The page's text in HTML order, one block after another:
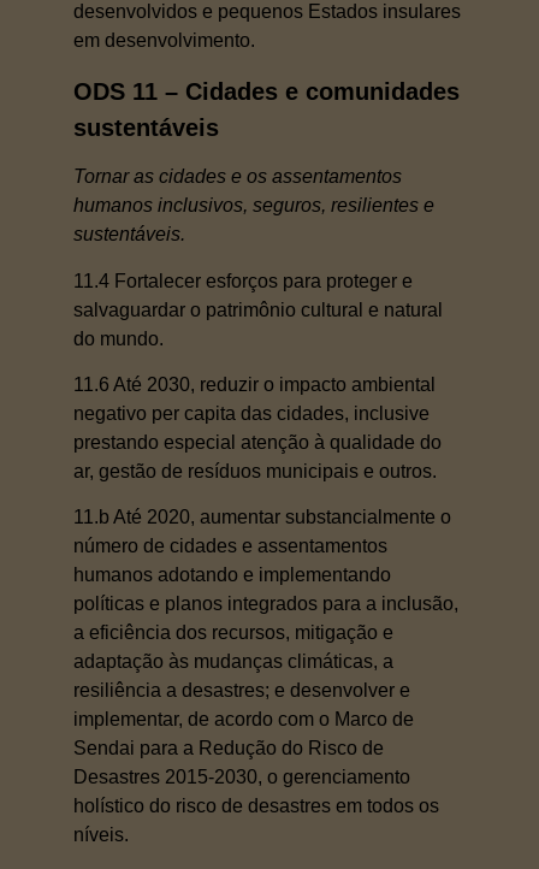
desenvolvidos e pequenos Estados insulares
em desenvolvimento.
ODS 11 – Cidades e comunidades
sustentáveis
Tornar as cidades e os assentamentos
humanos inclusivos, seguros, resilientes e
sustentáveis.
11.4 Fortalecer esforços para proteger e
salvaguardar o patrimônio cultural e natural
do mundo.
11.6 Até 2030, reduzir o impacto ambiental
negativo per capita das cidades, inclusive
prestando especial atenção à qualidade do
ar, gestão de resíduos municipais e outros.
11.b Até 2020, aumentar substancialmente o
número de cidades e assentamentos
humanos adotando e implementando
políticas e planos integrados para a inclusão,
a eficiência dos recursos, mitigação e
adaptação às mudanças climáticas, a
resiliência a desastres; e desenvolver e
implementar, de acordo com o Marco de
Sendai para a Redução do Risco de
Desastres 2015-2030, o gerenciamento
holístico do risco de desastres em todos os
níveis.